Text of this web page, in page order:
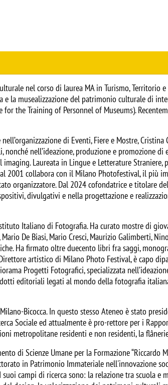
nel corso di laurea MA in Turismo, Territorio
la musealizzazione del patrimonio culturale di
the Training of Personnel of Museums).
di Eventi, Fiere e Mostre, Cristina
nell’ideazione, produzione e promozione
Laureata in Lingue e Letterature Straniere,
2001 collabora con il Milano Photofestival, il più
organizzatore. Dal 2024 cofondatrice e titolare
divulgativi e nella progettazione e
Italiano di Fotografia. Ha curato mostre di
De Biasi, Mario Cresci, Maurizio Galimberti,
Ha firmato oltre duecento libri fra saggi,
artistico di Milano Photo Festival, è capo
Progetti Fotografici, specializzata
editoriali legati al mondo della fotografia
Bicocca. In questo stesso Ateneo è stato
Sociale ed attualmente è pro-rettore per i
metropolitane residenti e non residenti, la
di Scienze Umane per la Formazione “Riccardo
in Patrimonio Immateriale nell'innovazione
campi di ricerca sono: la relazione tra scuola e